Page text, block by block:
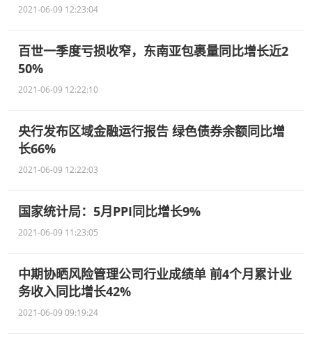
2021-06-09 12:23:04
百世一季度亏损收窄，东南亚包裹量同比增长近2
50%
2021-06-09 12:22:10
央行发布区域金融运行报告 绿色债券余额同比增
长66%
2021-06-09 12:22:03
国家统计局：5月PPI同比增长9%
2021-06-09 11:23:05
中期协晒风险管理公司行业成绩单 前4个月累计业
务收入同比增长42%
2021-06-09 09:19:24